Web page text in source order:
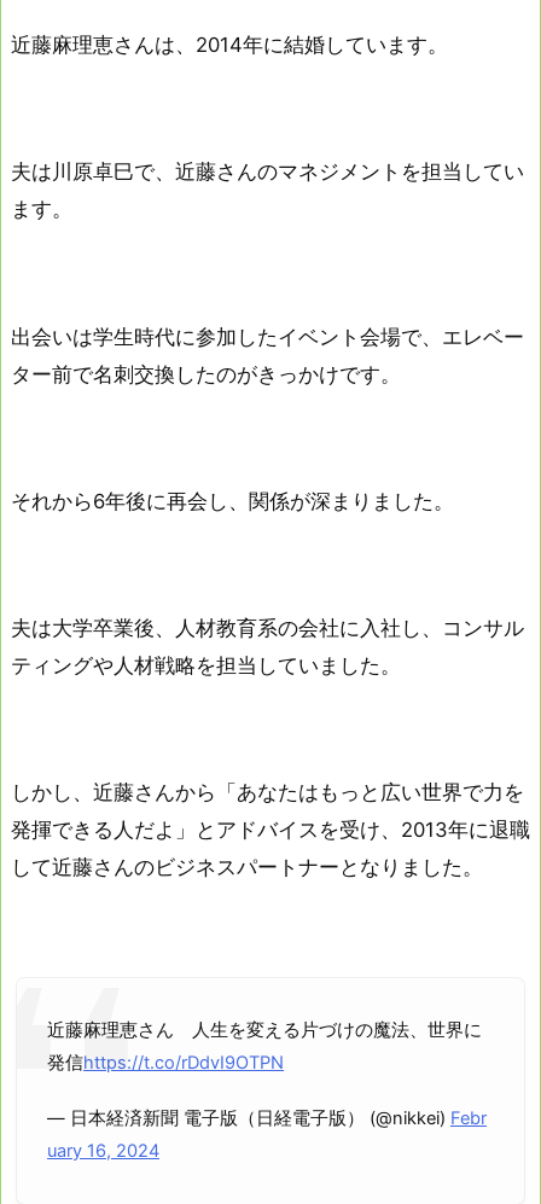
近藤麻理恵さんは、2014年に結婚しています。
夫は川原卓巳で、近藤さんのマネジメントを担当してい
ます。
出会いは学生時代に参加したイベント会場で、エレベー
ター前で名刺交換したのがきっかけです。
それから6年後に再会し、関係が深まりました。
夫は大学卒業後、人材教育系の会社に入社し、コンサル
ティングや人材戦略を担当していました。
しかし、近藤さんから「あなたはもっと広い世界で力を
発揮できる人だよ」とアドバイスを受け、2013年に退職
して近藤さんのビジネスパートナーとなりました。
近藤麻理恵さん 人生を変える片づけの魔法、世界に
発信https://t.co/rDdvI9OTPN
— 日本経済新聞 電子版（日経電子版） (@nikkei) Febr
uary 16, 2024